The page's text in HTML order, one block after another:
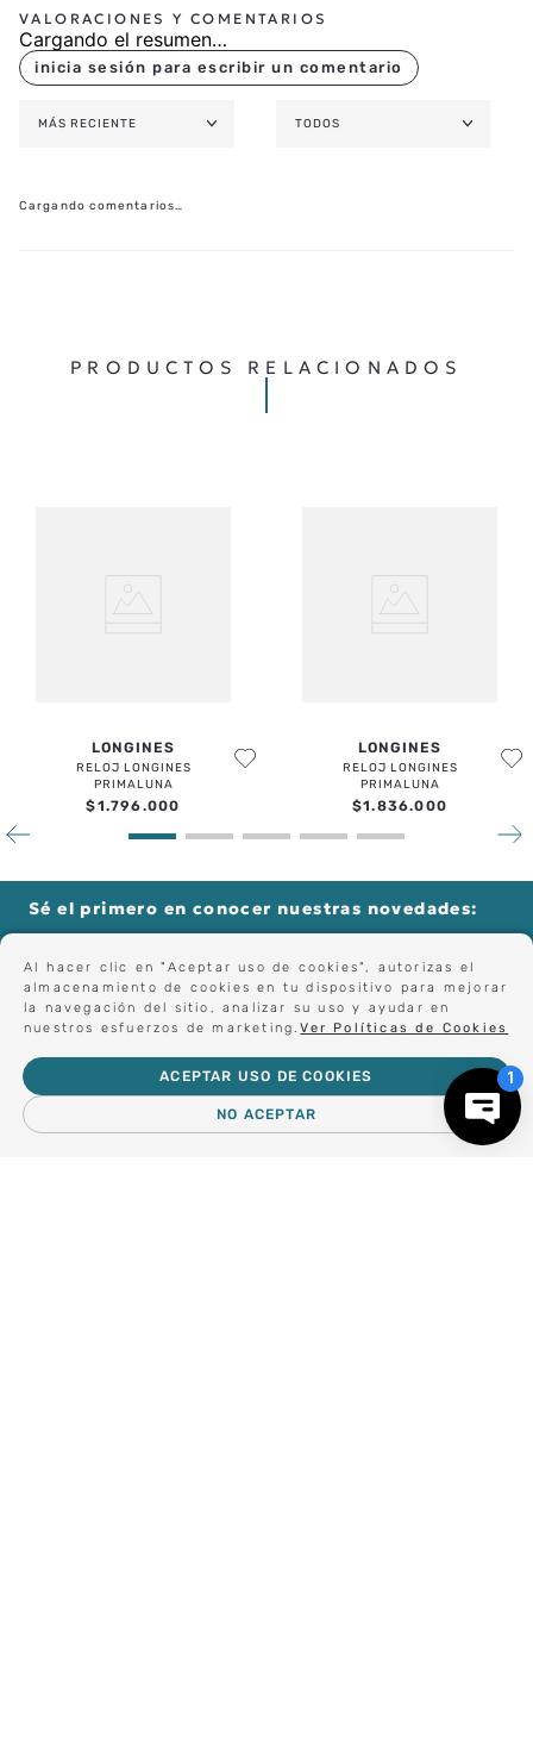
Al hacer clic en "Aceptar uso de cookies", autorizas el
almacenamiento de cookies en tu dispositivo para mejorar
la navegación del sitio, analizar su uso y ayudar en
nuestros esfuerzos de marketing.Ver Políticas de Cookies
NO ACEPTAR
ACEPTAR USO DE COOKIES
Cargando el resumen…
MÁS RECIENTE TODOS
Cargando comentarios…
PRODUCTOS RELACIONADOS
LONGINES
RELOJ LONGINES
PRIMALUNA
$1.796.000
LONGINES
RELOJ LONGINES
PRIMALUNA
$1.836.000
Sé el primero en conocer nuestras novedades:
Forma parte de nuestros clientes exclusivos.